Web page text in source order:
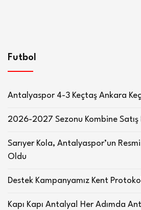
Futbol
Antalyaspor 4-3 Keçtaş Ankara
2026-2027 Sezonu Kombine Satış
Sarıyer Kola, Antalyaspor’un
Oldu
Destek Kampanyamız Kent
Kapı Kapı Antalya! Her Adımda